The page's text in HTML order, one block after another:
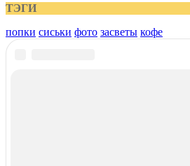
ТЭГИ
попки сиськи фото засветы кофе